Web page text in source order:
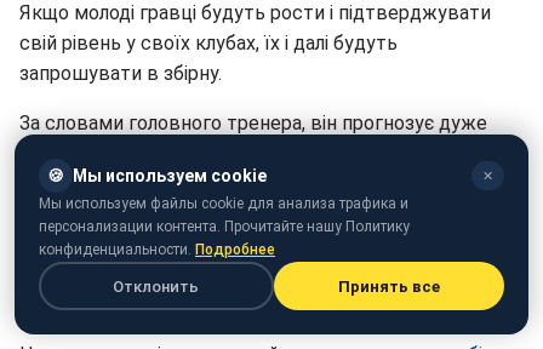
Якщо молоді гравці будуть рости і підтверджувати
свій рівень у своїх клубах, їх і далі будуть
запрошувати в збірну.
За словами головного тренера, він прогнозує дуже
адже в цей час вона починаються ігри за єврокубки.
Проте, підкреслює Шевченка, це великий плюс для
збірної, коли футболісти отримують більше ігрової
практики і швидше набирають форму, адже вже в
кінці березня команду чекає важка гра з Хорватією.
🍪 Мы используем cookie ✕
Мы используем файлы cookie для анализа трафика и
персонализации контента. Прочитайте нашу Политику
конфиденциальности. Подробнее
Отклонить Принять все